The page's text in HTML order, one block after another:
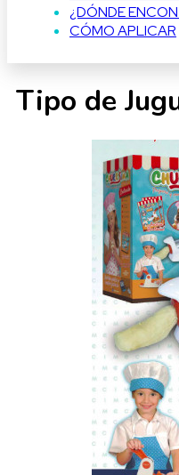
¿DÓNDE
CÓMO APLICAR
Tipo de